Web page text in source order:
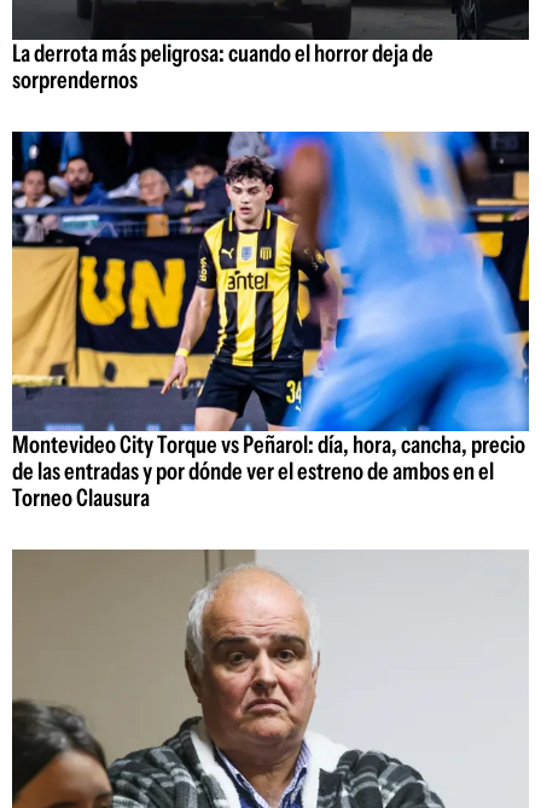
La derrota más peligrosa: cuando el horror deja de
sorprendernos
Montevideo City Torque vs Peñarol: día, hora, cancha, precio
de las entradas y por dónde ver el estreno de ambos en el
Torneo Clausura